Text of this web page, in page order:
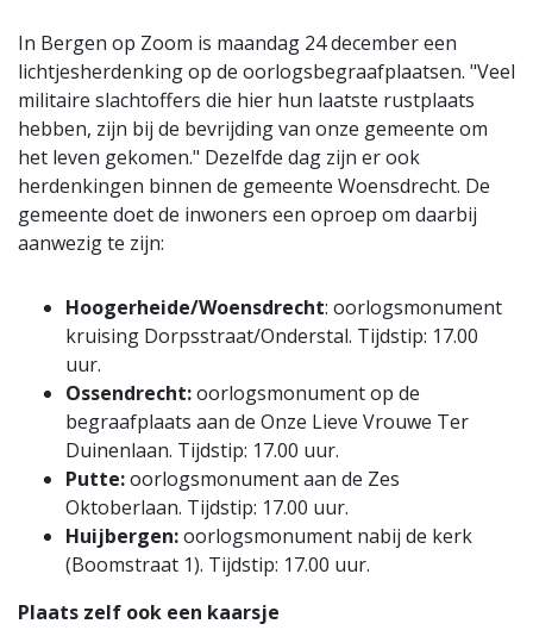
In Bergen op Zoom is maandag 24 december een
lichtjesherdenking op de oorlogsbegraafplaatsen. "Veel
militaire slachtoffers die hier hun laatste rustplaats
hebben, zijn bij de bevrijding van onze gemeente om
het leven gekomen." Dezelfde dag zijn er ook
herdenkingen binnen de gemeente Woensdrecht. De
gemeente doet de inwoners een oproep om daarbij
aanwezig te zijn:
Hoogerheide/Woensdrecht: oorlogsmonument
kruising Dorpsstraat/Onderstal. Tijdstip: 17.00
uur.
Ossendrecht:oorlogsmonument op de
begraafplaats aan de Onze Lieve Vrouwe Ter
Duinenlaan. Tijdstip: 17.00 uur.
Putte:oorlogsmonument aan de Zes
Oktoberlaan. Tijdstip: 17.00 uur.
Huijbergen:oorlogsmonument nabij de kerk
(Boomstraat 1). Tijdstip: 17.00 uur.
Plaats zelf ook een kaarsje